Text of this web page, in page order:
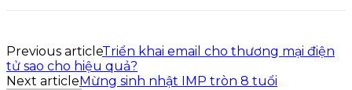
Previous articleTriển khai email cho thương mại điện
tử sao cho hiệu quả?
Next article Mừng sinh nhật IMP tròn 8 tuổi